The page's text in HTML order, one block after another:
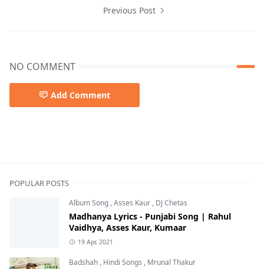
Previous Post
NO COMMENT
Add Comment
POPULAR POSTS
Album Song ,Asses Kaur , DJ Chetas
Madhanya Lyrics - Punjabi Song | Rahul
Vaidhya, Asses Kaur, Kumaar
19 Apr, 2021
Badshah , Hindi Songs , Mrunal Thakur